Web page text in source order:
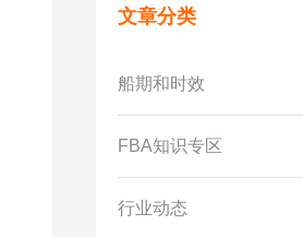
文章分类
船期和时效
FBA知识专区
行业动态